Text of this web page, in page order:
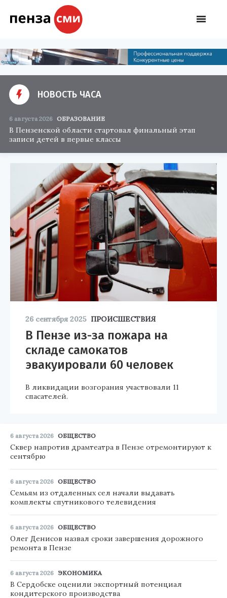
НОВОСТЬ ЧАСА
6 августа 2026 ОБРАЗОВАНИЕ
В Пензенской области стартовал финальный этап
записи детей в первые классы
26 сентября 2025 ПРОИСШЕСТВИЯ
В Пензе из-за пожара на
складе самокатов
эвакуировали 60 человек
В ликвидации возгорания участвовали 11
спасателей.
6 августа 2026 ОБЩЕСТВО
Сквер напротив драмтеатра в Пензе отремонтируют к
сентябрю
6 августа 2026 ОБЩЕСТВО
Семьям из отдаленных сел начали выдавать
комплекты спутникового телевидения
6 августа 2026 ОБЩЕСТВО
Олег Денисов назвал сроки завершения дорожного
ремонта в Пензе
6 августа 2026 ЭКОНОМИКА
В Сердобске оценили экспортный потенциал
кондитерского производства